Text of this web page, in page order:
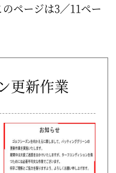
ページは3／11ペー
更新作業